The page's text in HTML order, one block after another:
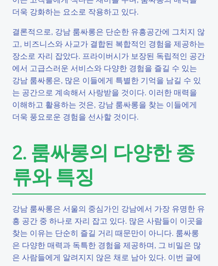
더욱 강화하는 요소로 작용하고 있다.
결론적으로, 강남 룸싸롱은 단순한 유흥공간에 그치지 않
고, 비즈니스와 사교가 결합된 복합적인 경험을 제공하는
장소로 자리 잡았다. 프라이버시가 보장된 독립적인 공간
에서 고급스러운 서비스와 다양한 경험을 즐길 수 있는
강남 룸싸롱은, 많은 이들에게 특별한 기억을 남길 수 있
는 공간으로 계속해서 사랑받을 것이다. 이러한 매력을
이해하고 활용하는 것은, 강남 룸싸롱을 찾는 이들에게
더욱 풍요로운 경험을 선사할 것이다.
2. 룸싸롱의 다양한 종
류와 특징
강남 룸싸롱은 서울의 중심가인 강남에서 가장 유명한 유
흥 공간 중 하나로 자리 잡고 있다. 많은 사람들이 이곳을
찾는 이유는 단순히 즐길 거리 때문만이 아니다. 룸싸롱
은 다양한 매력과 독특한 경험을 제공하며, 그 비밀은 많
은 사람들에게 알려지지 않은 채로 남아 있다. 이번 글에